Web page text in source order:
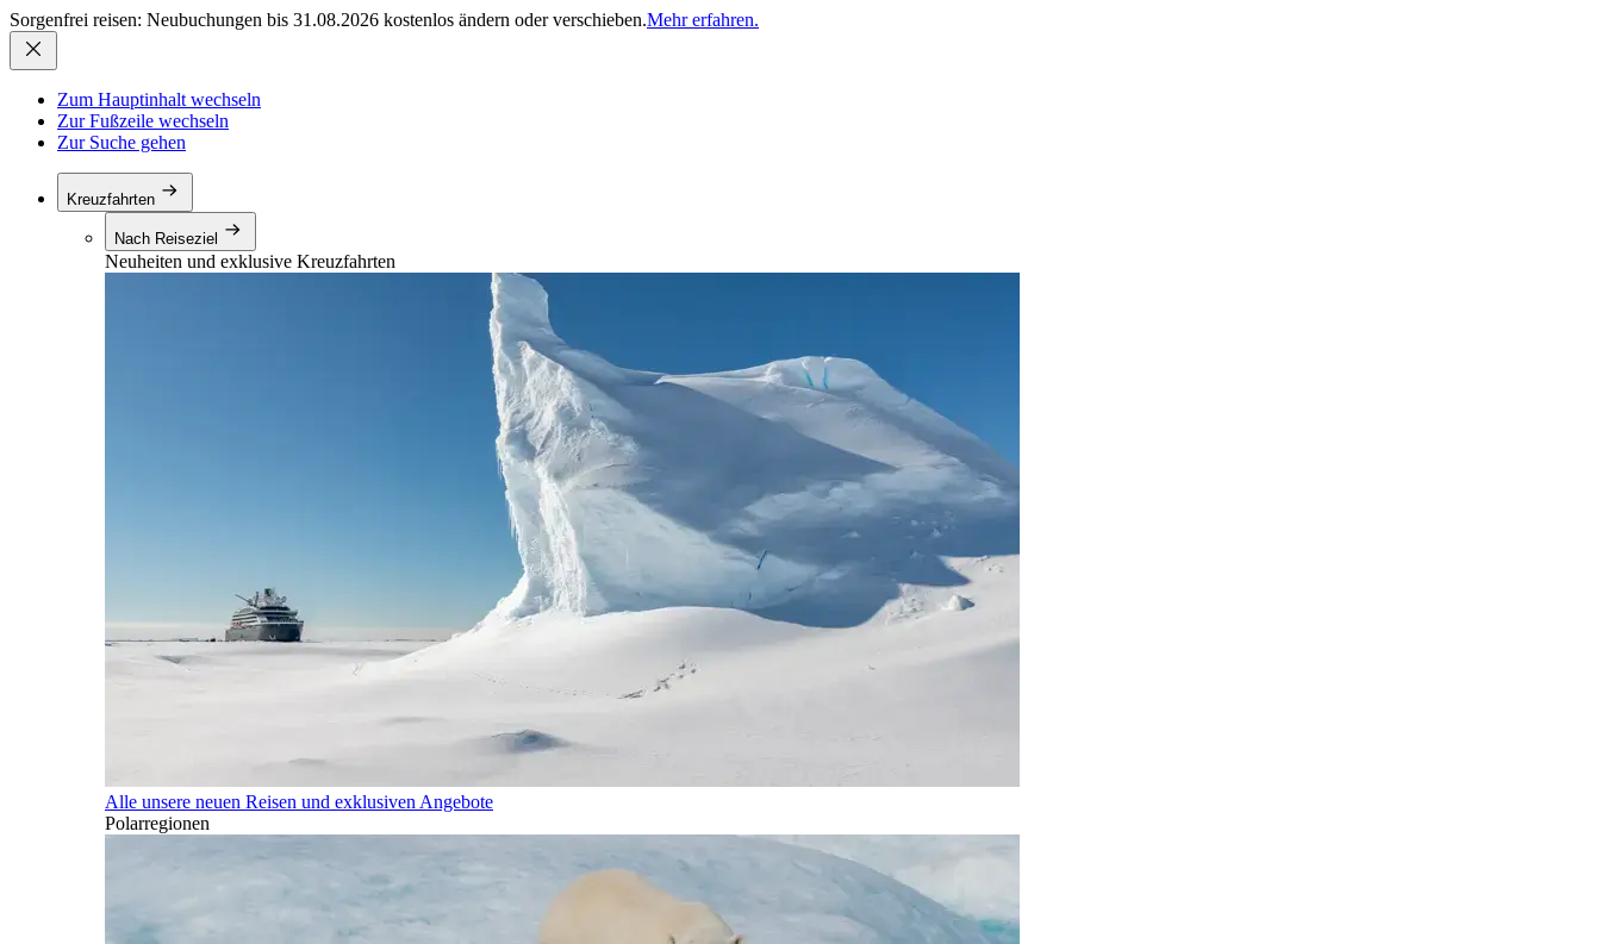
Sorgenfrei reisen: Neubuchungen bis 31.08.2026 kostenlos ändern oder verschieben.Mehr erfahren.
Zum Hauptinhalt wechseln
Zur Fußzeile wechseln
Zur Suche gehen
Kreuzfahrten
Nach Reiseziel
Neuheiten und exklusive Kreuzfahrten
Alle unsere neuen Reisen und exklusiven Angebote
Polarregionen